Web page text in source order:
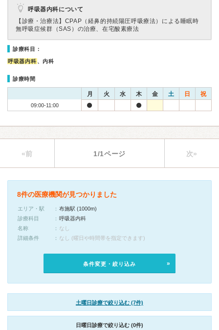
呼吸器内科について
【診療・治療法】 CPAP（経鼻的持続陽圧呼吸療法）による睡眠時
無呼吸症候群（SAS）の治療、在宅酸素療法
診療科目：
呼吸器内科 、内科
診療時間
月 火 水 木 金 土 日 祝
09:00-11:00
«前 1/1ページ 次»
8件の医療機関が見つかりました
エリア・駅
布施駅 (1000m)
診療科目
呼吸器内科
名称
なし
詳細条件
なし (曜日や時間帯を指定できます)
条件変更・絞り込み
土曜日診療で絞り込む (7件)
日曜日診療で絞り込む (0件)